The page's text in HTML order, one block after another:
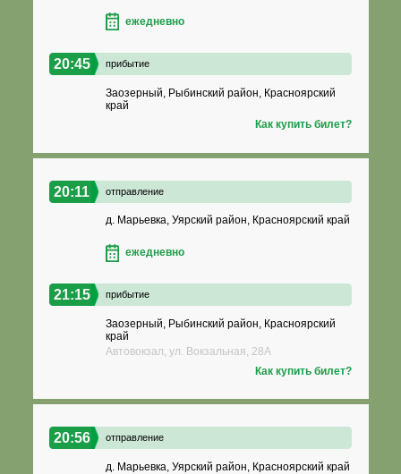
ежедневно
20:45 прибытие
Заозерный, Рыбинский район, Красноярский
край
Как купить билет?
20:11 отправление
д. Марьевка, Уярский район, Красноярский край
ежедневно
21:15 прибытие
Заозерный, Рыбинский район, Красноярский
край
Автовокзал, ул. Вокзальная, 28А
Как купить билет?
20:56 отправление
д. Марьевка, Уярский район, Красноярский край